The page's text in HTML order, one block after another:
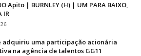
Apito | BURNLEY (H) | UM PARA BAIXO,
IR
adquiriu uma participação acionária
na agência de talentos GG11